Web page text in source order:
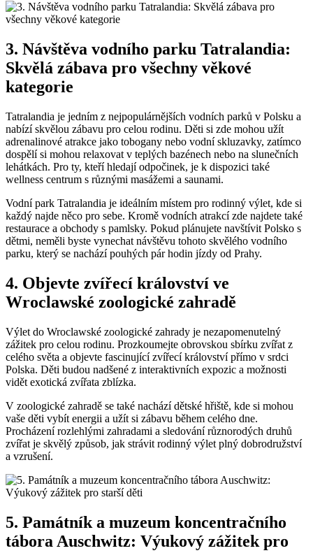
3. Návštěva vodního parku Tatralandia:
Skvělá zábava pro všechny věkové
kategorie
Tatralandia je jedním z nejpopulárnějších vodních parků v Polsku a
nabízí skvělou zábavu pro celou rodinu. Děti si zde mohou užít
adrenalinové atrakce jako tobogany nebo vodní skluzavky, zatímco
dospělí si mohou relaxovat v teplých bazénech nebo na slunečních
lehátkách. Pro ty, kteří hledají odpočinek, je k dispozici také
wellness centrum s různými masážemi a saunami.
Vodní park Tatralandia je ideálním místem pro rodinný výlet, kde si
každý najde něco pro sebe. Kromě vodních atrakcí zde najdete také
restaurace a obchody s pamlsky. Pokud plánujete navštívit Polsko s
dětmi, neměli byste vynechat návštěvu tohoto skvělého vodního
parku, který se nachází pouhých pár hodin jízdy od Prahy.
4. Objevte zvířecí království ve
Wroclawské zoologické zahradě
Výlet do Wroclawské zoologické zahrady je nezapomenutelný
zážitek pro celou rodinu. Prozkoumejte obrovskou sbírku zvířat z
celého světa a objevte fascinující zvířecí království přímo v srdci
Polska. Děti budou nadšené z interaktivních expozic a možnosti
vidět exotická zvířata zblízka.
V zoologické zahradě se také nachází dětské hřiště, kde si mohou
vaše děti vybít energii a užít si zábavu během celého dne.
Procházení rozlehlými zahradami a sledování různorodých druhů
zvířat je skvělý způsob, jak strávit rodinný výlet plný dobrodružství
a vzrušení.
5. Památník a muzeum koncentračního
tábora Auschwitz: Výukový zážitek pro